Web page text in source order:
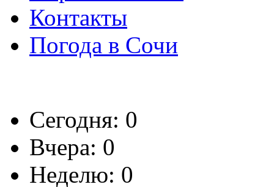
Контакты
Погода в Сочи
Сегодня: 0
Вчера: 0
Неделю: 0